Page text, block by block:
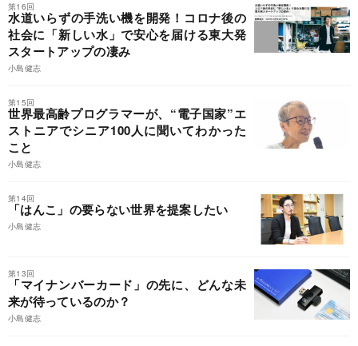
第16回
水道いらずの手洗い機を開発！コロナ後の
社会に「新しい水」で安心を届ける東大発
スタートアップの凄み
小島健志
第15回
世界最高齢プログラマーが、“電子国家”エ
ストニアでシニア100人に聞いてわかった
こと
小島健志
第14回
「はんこ」の要らない世界を提案したい
小島健志
第13回
「マイナンバーカード」の先に、どんな未
来が待っているのか？
小島健志